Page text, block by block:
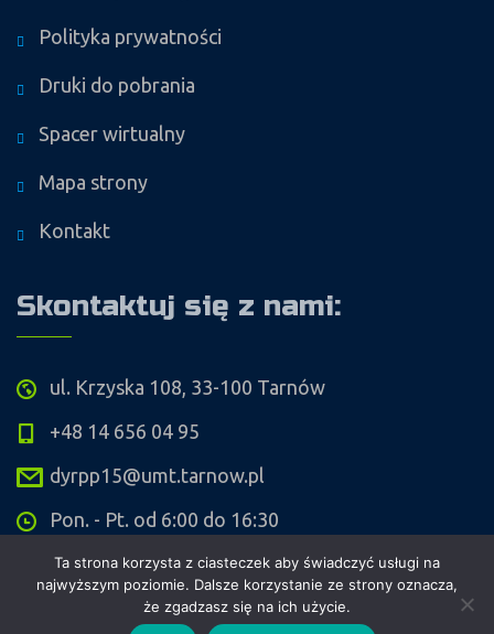
Polityka prywatności
Druki do pobrania
Spacer wirtualny
Mapa strony
Kontakt
Skontaktuj się z nami:
ul. Krzyska 108, 33-100 Tarnów
+48 14 656 04 95
dyrpp15@umt.tarnow.pl
Pon. - Pt. od 6:00 do 16:30
Przedszkole Publiczne nr 15 w Tarnowie
Ta strona korzysta z ciasteczek aby świadczyć usługi na
najwyższym poziomie. Dalsze korzystanie ze strony oznacza,
że zgadzasz się na ich użycie.